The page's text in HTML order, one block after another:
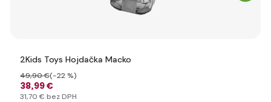
2Kids Toys Hojdačka Macko
38,99 €
49,90 €(-22 %)
31,70 € bez DPH